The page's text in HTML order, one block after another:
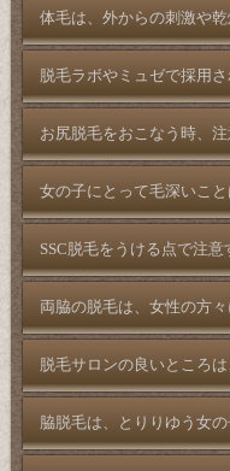
体毛は、外からの刺激や
脱毛ラボやミュゼで採用さ
お尻脱毛をおこなう時、
女の子にとって毛深いこと
SSC脱毛をうける点で注意
両脇の脱毛は、女性の方
脱毛サロンの良いところ
脇脱毛は、とりりゆう女の